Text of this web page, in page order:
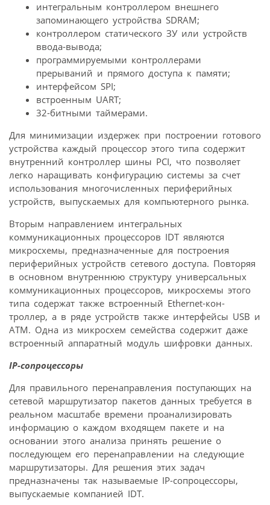
интегральным контроллером внешнего
запоминающего устройства SDRAM;
контроллером статического ЗУ или устройств
ввода-вывода;
программируемыми контроллерами
прерываний и прямого доступа к памяти;
интерфейсом SPI;
встроенным UART;
32-битными таймерами.
Для минимизации издержек при построении готового
устройства каждый процессор этого типа содержит
внутренний контроллер шины PCI, что позволяет
легко наращивать конфигурацию системы за счет
использования многочисленных периферийных
устройств, выпускаемых для компьютерного рынка.
Вторым направлением интегральных
коммуникационных процессоров IDT являются
микросхемы, предназначенные для построения
периферийных устройств сетевого доступа. Повторяя
в основном внутреннюю структуру универсальных
коммуникационных процессоров, микросхемы этого
типа содержат также встроенный Ethernet-кон-
троллер, а в ряде устройств также интерфейсы USB и
ATM. Одна из микросхем семейства содержит даже
встроенный аппаратный модуль шифровки данных.
IP-сопроцессоры
Для правильного перенаправления поступающих на
сетевой маршрутизатор пакетов данных требуется в
реальном масштабе времени проанализировать
информацию о каждом входящем пакете и на
основании этого анализа принять решение о
последующем его перенаправлении на следующие
маршрутизаторы. Для решения этих задач
предназначены так называемые IP-сопроцессоры,
выпускаемые компанией IDT.